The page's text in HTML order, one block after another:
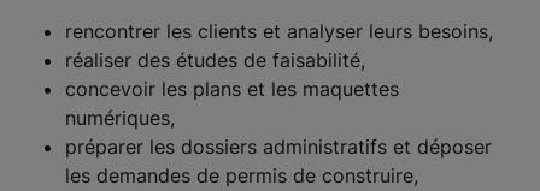
rencontrer les clients et analyser leurs besoins,
réaliser des études de faisabilité,
concevoir les plans et les maquettes
numériques,
préparer les dossiers administratifs et déposer
les demandes de permis de construire,